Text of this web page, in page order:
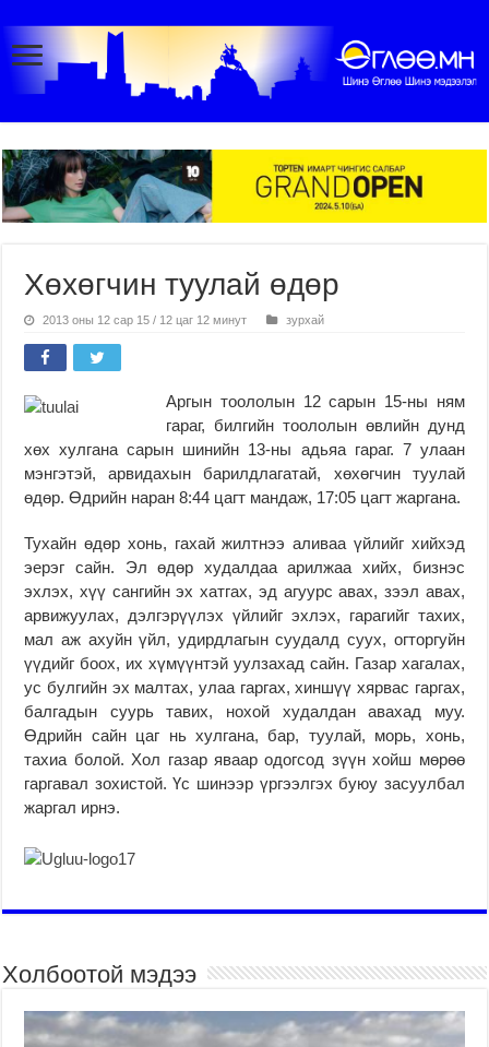
Хөхөгчин туулай өдөр
2013 оны 12 сар 15 / 12 цаг 12 минут зурхай
Аргын тоололын 12 сарын 15-ны ням
гараг, билгийн тоололын өвлийн дунд
хөх хулгана сарын шинийн 13-ны адьяа гараг. 7 улаан
мэнгэтэй, арвидахын барилдлагатай, хөхөгчин туулай
өдөр. Өдрийн наран 8:44 цагт мандаж, 17:05 цагт жаргана.
Тухайн өдөр хонь, гахай жилтнээ аливаа үйлийг хийхэд
эерэг сайн. Эл өдөр худалдаа арилжаа хийх, бизнэс
эхлэх, хүү сангийн эх хатгах, эд агуурс авах, зээл авах,
арвижуулах, дэлгэрүүлэх үйлийг эхлэх, гарагийг тахих,
мал аж ахуйн үйл, удирдлагын суудалд суух, огторгуйн
үүдийг боох, их хүмүүнтэй уулзахад сайн. Газар хагалах,
ус булгийн эх малтах, улаа гаргах, хиншүү хярвас гаргах,
балгадын суурь тавих, нохой худалдан авахад муу.
Өдрийн сайн цаг нь хулгана, бар, туулай, морь, хонь,
тахиа болой. Хол газар яваар одогсод зүүн хойш мөрөө
гаргавал зохистой. Үс шинээр үргээлгэх буюу засуулбал
жаргал ирнэ.
Холбоотой мэдээ